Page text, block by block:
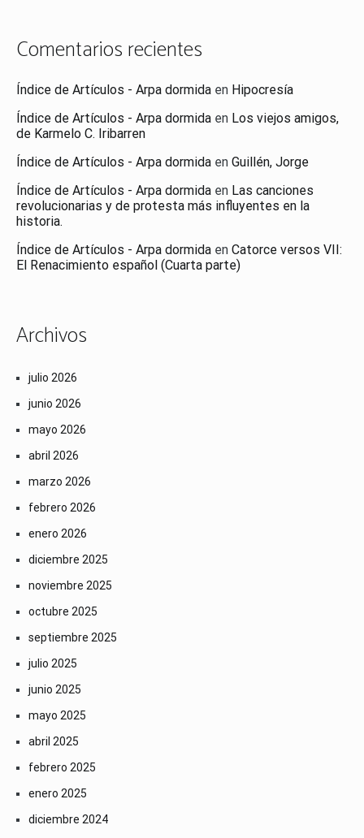
Comentarios recientes
Índice de Artículos - Arpa dormida en Hipocresía
Índice de Artículos - Arpa dormida en Los viejos amigos,
de Karmelo C. Iribarren
Índice de Artículos - Arpa dormida en Guillén, Jorge
Índice de Artículos - Arpa dormida en Las canciones
revolucionarias y de protesta más influyentes en la
historia.
Índice de Artículos - Arpa dormida en Catorce versos VII:
El Renacimiento español (Cuarta parte)
Archivos
julio 2026
junio 2026
mayo 2026
abril 2026
marzo 2026
febrero 2026
enero 2026
diciembre 2025
noviembre 2025
octubre 2025
septiembre 2025
julio 2025
junio 2025
mayo 2025
abril 2025
febrero 2025
enero 2025
diciembre 2024